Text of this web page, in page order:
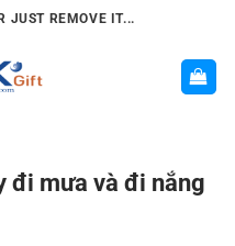
JUST REMOVE IT...
đi mưa và đi nắng